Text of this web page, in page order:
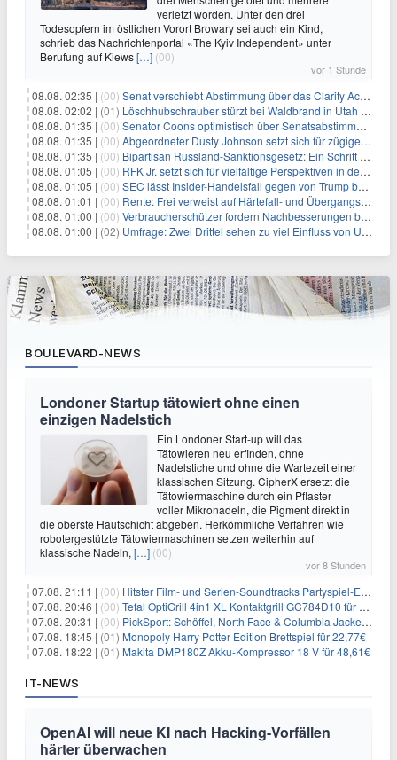
verletzt worden. Unter den drei
Todesopfern im östlichen Vorort Browary sei auch ein Kind,
schrieb das Nachrichtenportal «The Kyiv Independent» unter
Berufung auf Kiews[…] (00)
vor 1 Stunde
08.08. 02:35 | (00) Senat verschiebt Abstimmung über das Clarity Act: Auswirkungen auf Unternehmen und das Vertrauen der Investoren
08.08. 02:02 | (01) Löschhubschrauber stürzt bei Waldbrand in Utah ab
08.08. 01:35 | (00) Senator Coons optimistisch über Senatsabstimmungen angesichts von Finanzierungsbedenken
08.08. 01:35 | (00) Abgeordneter Dusty Johnson setzt sich für zügige Regierungsfinanzierung angesichts von Shutdown-Risiken ein
08.08. 01:35 | (00) Bipartisan Russland-Sanktionsgesetz: Ein Schritt in Richtung Energieunabhängigkeit
08.08. 01:05 | (00) RFK Jr. setzt sich für vielfältige Perspektiven in der Gesundheitspolitik beim CDC-Gedenkakt ein
08.08. 01:05 | (00) SEC lässt Insider-Handelsfall gegen von Trump begnadigten Manager fallen
08.08. 01:01 | (00) Rente: Frei verweist auf Härtefall- und Übergangsregelungen
08.08. 01:00 | (00) Verbraucherschützer fordern Nachbesserungen bei Frühstartrente
08.08. 01:00 | (02) Umfrage: Zwei Drittel sehen zu viel Einfluss von US-Tech-Konzernen
BOULEVARD-NEWS
Londoner Startup tätowiert ohne einen
einzigen Nadelstich
Ein Londoner Start-up will das
Tätowieren neu erfinden, ohne
Nadelstiche und ohne die Wartezeit einer
klassischen Sitzung. CipherX ersetzt die
Tätowiermaschine durch ein Pflaster
voller Mikronadeln, die Pigment direkt in
die oberste Hautschicht abgeben. Herkömmliche Verfahren wie
robotergestützte Tätowiermaschinen setzen weiterhin auf
klassische Nadeln, […] (00)
vor 8 Stunden
07.08. 21:11 | (00) Hitster Film- und Serien-Soundtracks Partyspiel-Erweiterung für 6,99€
07.08. 20:46 | (00) Tefal OptiGrill 4in1 XL Kontaktgrill GC784D10 für 239,99€
07.08. 20:31 | (00) PickSport: Schöffel, North Face & Columbia Jacken ab 39,60€
07.08. 18:45 | (01) Monopoly Harry Potter Edition Brettspiel für 22,77€
07.08. 18:22 | (01) Makita DMP180Z Akku-Kompressor 18 V für 48,61€
IT-NEWS
OpenAI will neue KI nach Hacking-Vorfällen
härter überwachen